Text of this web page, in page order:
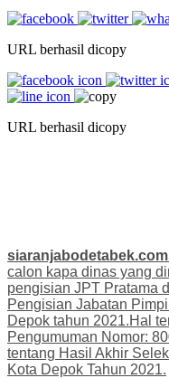
URL berhasil dicopy
URL berhasil dicopy
siaranjabodetabek.com
calon kapa dinas yang
pengisian JPT Pratama
Pengisian Jabatan
Depok tahun 2021.Hal
Pengumuman Nomor:
tentang Hasil Akhir
Kota Depok Tahun 2021.